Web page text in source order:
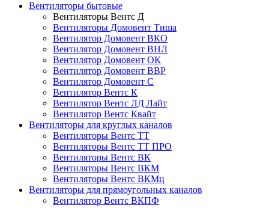
Вентиляторы бытовые
Вентиляторы Вентс Д
Вентиляторы Домовент Тиша
Вентилятор Домовент ВКО
Вентилятор Домовент ВНЛ
Вентилятор Домовент ОК
Вентилятор Домовент ВВР
Вентилятор Домовент С
Вентилятор Вентс К
Вентилятор Вентс ЛД Лайт
Вентилятор Вентс Квайт
Вентиляторы для круглых каналов
Вентиляторы Вентс ТТ
Вентиляторы Вентс ТТ ПРО
Вентиляторы Вентс ВК
Вентиляторы Вентс ВКМ
Вентиляторы Вентс ВКМц
Вентиляторы для прямоугольных каналов
Вентилятор Вентс ВКПФ